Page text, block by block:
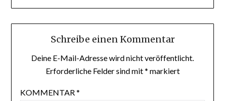
Schreibe einen Kommentar
Deine E-Mail-Adresse wird nicht veröffentlicht.
Erforderliche Felder sind mit* markiert
KOMMENTAR*